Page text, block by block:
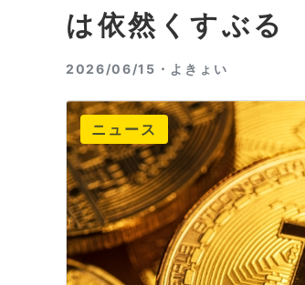
は依然くすぶる
2026/06/15・ よきょい
ニュース